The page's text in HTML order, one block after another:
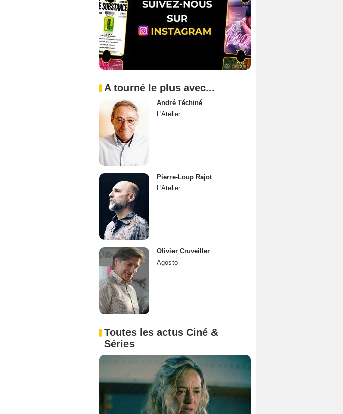
A tourné le plus avec...
André Téchiné
L'Atelier
Pierre-Loup Rajot
L'Atelier
Olivier Cruveiller
Agosto
Toutes les actus Ciné &
Séries